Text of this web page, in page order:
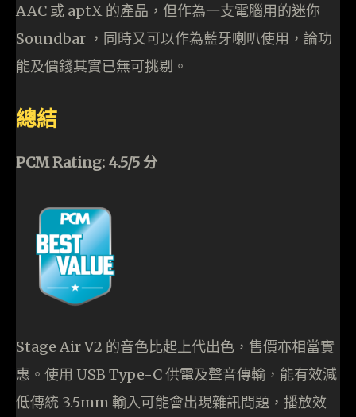
AAC 或 aptX 的產品，但作為一支電腦用的迷你
Soundbar ，同時又可以作為藍牙喇叭使用，論功
能及價錢其實已無可挑剔。
總結
PCM Rating: 4.5/5 分
Stage Air V2 的音色比起上代出色，售價亦相當實
惠。使用 USB Type-C 供電及聲音傳輸，能有效減
低傳統 3.5mm 輸入可能會出現雜訊問題，播放效